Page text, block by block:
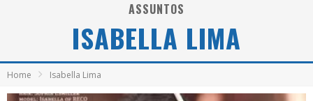
Suzy Brasil desembarca em Belo Horizonte nesta quinta-feira com o espetáculo “Uma Noite Horripilante”
ASSUNTOS
ISABELLA LIMA
Home Isabella Lima